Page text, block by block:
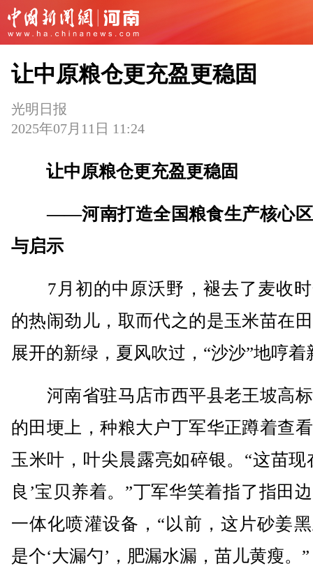
让中原粮仓更充盈更稳固
光明日报
2025年07月11日 11:24
让中原粮仓更充盈更稳固
——河南打造全国粮食生产核心
与启示
7月初的中原沃野，褪去了麦收时
的热闹劲儿，取而代之的是玉米苗在
展开的新绿，夏风吹过，“沙沙”地哼着
河南省驻马店市西平县老王坡高
的田埂上，种粮大户丁军华正蹲着查
玉米叶，叶尖晨露亮如碎银。“这苗现
良’宝贝养着。”丁军华笑着指了指田
一体化喷灌设备，“以前，这片砂姜
是个‘大漏勺’，肥漏水漏，苗儿黄瘦。”